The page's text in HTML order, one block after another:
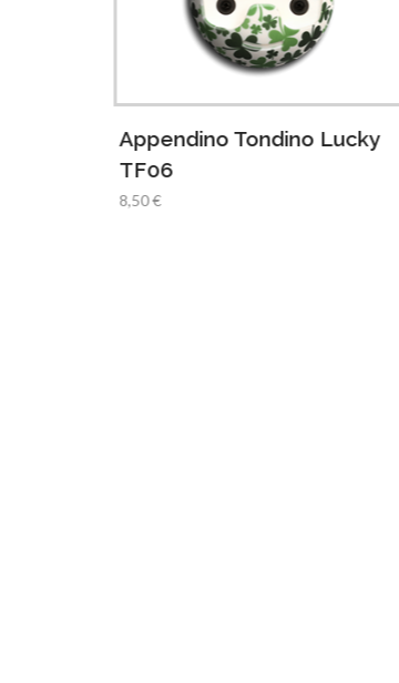
Appendino Tondino Lucky
TF06
8,50 €